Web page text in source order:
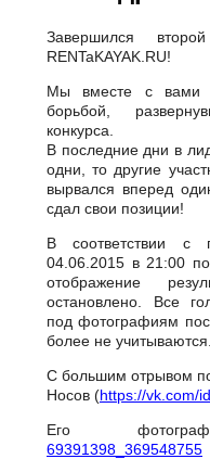
Завершился
RENTaKAYAK.RU!
Мы вместе с вами
борьбой,
конкурса.
В последние дни в
одни, то другие
вырвался вперед
сдал свои позиции!
В соответствии с
04.06.2015 в 21:00
отображение
остановлено. Все
под фотографиям
более не учитываются.
С большим отрывом
Носов (https://vk.com/
Его
69391398_369548755